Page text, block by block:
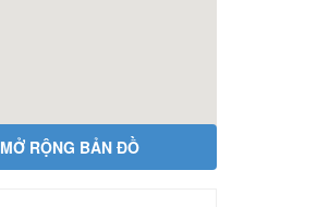
MỞ RỘNG BẢN ĐỒ